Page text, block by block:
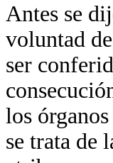
Antes se
voluntad
ser
los
se trata de